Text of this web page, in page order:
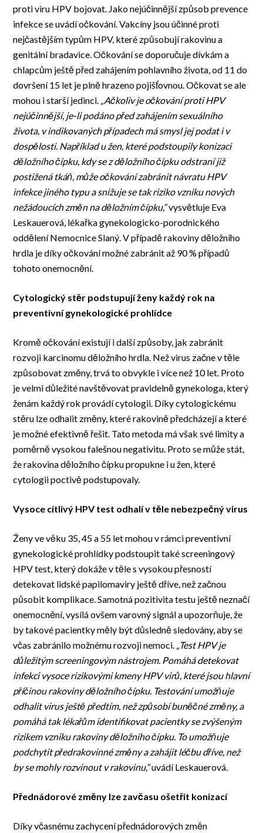
proti viru HPV bojovat. Jako nejúčinnější způsob prevence
infekce se uvádí očkování. Vakcíny jsou účinné proti
nejčastějším typům HPV, které způsobují rakovinu a
genitální bradavice. Očkování se doporučuje dívkám a
chlapcům ještě před zahájením pohlavního života, od 11 do
dovršení 15 let je plně hrazeno pojišťovnou. Očkovat se ale
mohou i starší jedinci. „Ačkoliv je očkování proti HPV
nejúčinnější, je-li podáno před zahájením sexuálního
života, v indikovaných případech má smysl jej podat i v
dospělosti. Například u žen, které podstoupily konizaci
děložního čípku, kdy se z děložního čípku odstraní již
postižená tkáň, může očkování zabránit návratu HPV
infekce jiného typu a snižuje se tak riziko vzniku nových
nežádoucích změn na děložním čípku,“vysvětluje Eva
Leskauerová, lékařka gynekologicko-porodnického
oddělení Nemocnice Slaný. V případě rakoviny děložního
hrdla je díky očkování možné zabránit až 90 % případů
tohoto onemocnění.
Cytologický stěr podstupují ženy každý rok na
preventivní gynekologické prohlídce
Kromě očkování existují i další způsoby, jak zabránit
rozvoji karcinomu děložního hrdla. Než virus začne v těle
způsobovat změny, trvá to obvykle i více než 10 let. Proto
je velmi důležité navštěvovat pravidelně gynekologa, který
ženám každý rok provádí cytologii. Díky cytologickému
stěru lze odhalit změny, které rakovině předcházejí a které
je možné efektivně řešit. Tato metoda má však své limity a
poměrně vysokou falešnou negativitu. Proto se může stát,
že rakovina děložního čípku propukne i u žen, které
cytologii poctivě podstupovaly.
Vysoce citlivý HPV test odhalí v těle nebezpečný virus
Ženy ve věku 35, 45 a 55 let mohou v rámci preventivní
gynekologické prohlídky podstoupit také screeningový
HPV test, který dokáže v těle s vysokou přesností
detekovat lidské papilomaviry ještě dříve, než začnou
působit komplikace. Samotná pozitivita testu ještě neznačí
onemocnění, vysílá ovšem varovný signál a upozorňuje, že
by takové pacientky měly být důsledně sledovány, aby se
včas zabránilo možnému rozvoji nemoci. „Test HPV je
důležitým screeningovým nástrojem. Pomáhá detekovat
infekci vysoce rizikovými kmeny HPV virů, které jsou hlavní
příčinou rakoviny děložního čípku. Testování umožňuje
odhalit virus ještě předtím, než způsobí buněčné změny, a
pomáhá tak lékařům identifikovat pacientky se zvýšeným
rizikem vzniku rakoviny děložního čípku. To umožňuje
podchytit předrakovinné změny a zahájit léčbu dříve, než
by se mohly rozvinout v rakovinu,“uvádí Leskauerová.
Přednádorové změny lze zavčasu ošetřit konizací
Díky včasnému zachycení přednádorových změn